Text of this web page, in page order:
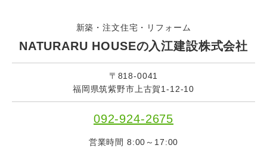
新築・注文住宅・リフォーム
NATURARU HOUSEの入江建設株式会社
〒818-0041
福岡県筑紫野市上古賀1-12-10
092-924-2675
営業時間 8:00～17:00